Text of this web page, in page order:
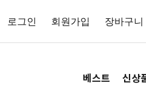
로그인 회원가입 장바구니
베스트 신상